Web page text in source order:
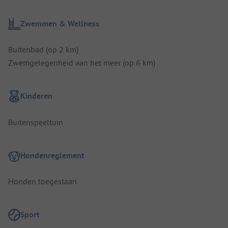
Zwemmen & Wellness
Buitenbad (op 2 km)
Zwemgelegenheid aan het meer (op 6 km)
Kinderen
Buitenspeeltuin
Hondenreglement
Honden toegestaan
Sport